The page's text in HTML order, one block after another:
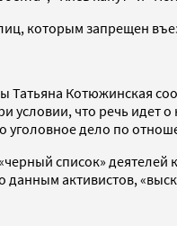
которым запрещен
Татьяна Котюжинская
что речь идет
уголовное дело по
список»
данным активистов,